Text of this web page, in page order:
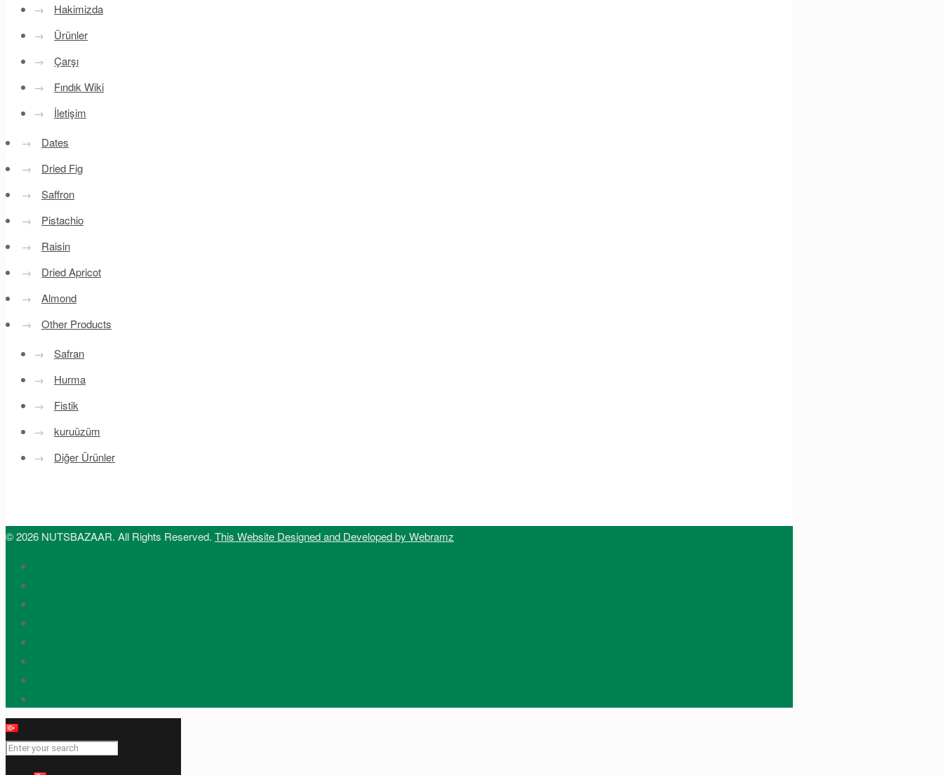
→
Hakimizda
→
Ürünler
→
Çarşı
→
Fındık Wiki
→
İletişim
→
Dates
→
Dried Fig
→
Saffron
→
Pistachio
→
Raisin
→
Dried Apricot
→
Almond
→
Other Products
→
Safran
→
Hurma
→
Fistik
→
kuruüzüm
→
Diğer Ürünler
© 2026 NUTSBAZAAR. All Rights Reserved. This Website Designed and Developed by Webramz